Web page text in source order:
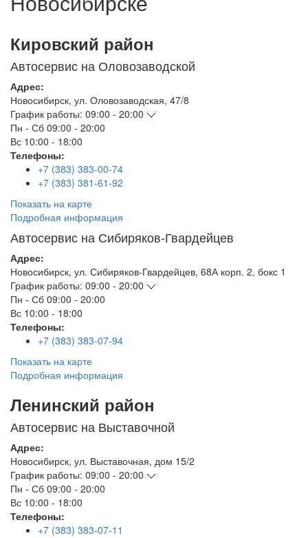
Кировский район
Автосервис на Оловозаводской
Адрес:
Новосибирск, ул. Оловозаводская, 47/8
График работы: 09:00 - 20:00
Пн - Сб 09:00 - 20:00
Вс 10:00 - 18:00
Телефоны:
+7 (383) 383-00-74
+7 (383) 381-61-92
Показать на карте
Подробная информация
Автосервис на Сибиряков-Гвардейцев
Адрес:
Новосибирск, ул. Сибиряков-Гвардейцев, 68А корп. 2, бокс 1
График работы: 09:00 - 20:00
Пн - Сб 09:00 - 20:00
Вс 10:00 - 18:00
Телефоны:
+7 (383) 383-07-94
Показать на карте
Подробная информация
Ленинский район
Автосервис на Выставочной
Адрес:
Новосибирск, ул. Выставочная, дом 15/2
График работы: 09:00 - 20:00
Пн - Сб 09:00 - 20:00
Вс 10:00 - 18:00
Телефоны:
+7 (383) 383-07-11